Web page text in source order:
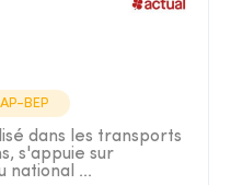
BEP
dans les transports
s'appuie sur
national ...